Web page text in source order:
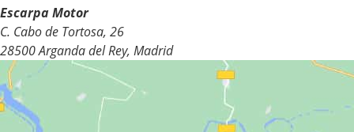
Escarpa Motor
C. Cabo de Tortosa, 26
28500 Arganda del Rey, Madrid